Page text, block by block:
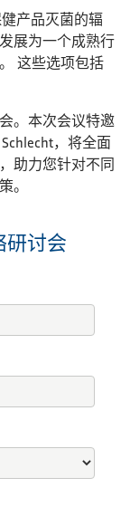
产品灭菌的辐
展为一个成熟行
这些选项包括
。本次会议特邀
，将全面
助力您针对不同
。
研讨会